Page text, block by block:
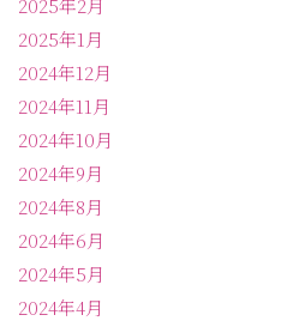
2025年2月
2025年1月
2024年12月
2024年11月
2024年10月
2024年9月
2024年8月
2024年6月
2024年5月
2024年4月